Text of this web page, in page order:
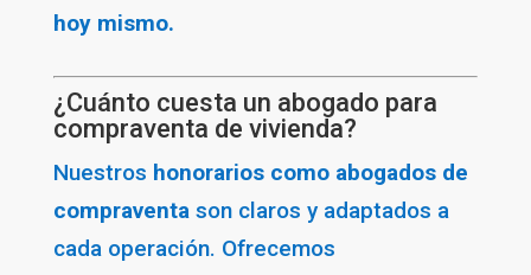
hoy mismo.
¿Cuánto cuesta un abogado para
compraventa de vivienda?
Nuestros honorarios como abogados de
compraventa son claros y adaptados a
cada operación. Ofrecemos